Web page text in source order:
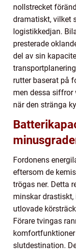
nollstrecket
dramatiskt, vilket
logistikkedjan.
presterade
del av sin
rutter baserat på
men dessa siffror
när den stränga
Fordonens
eftersom de
trögas ner. Detta
minskar
utlovade
Förare tvingas
slutdestination.